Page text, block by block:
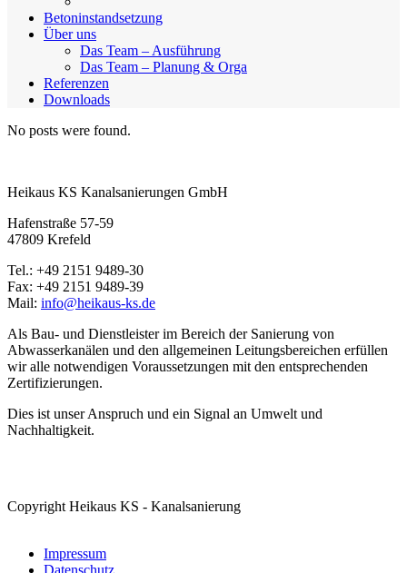
Betoninstandsetzung
Über uns
Das Team – Ausführung
Das Team – Planung & Orga
Referenzen
Downloads
No posts were found.
Heikaus KS Kanalsanierungen GmbH
Hafenstraße 57-59
47809 Krefeld
Tel.: +49 2151 9489-30
Fax: +49 2151 9489-39
Mail: info@heikaus-ks.de
Als Bau- und Dienstleister im Bereich der Sanierung von
Abwasserkanälen und den allgemeinen Leitungsbereichen erfüllen
wir alle notwendigen Voraussetzungen mit den entsprechenden
Zertifizierungen.
Dies ist unser Anspruch und ein Signal an Umwelt und
Nachhaltigkeit.
Copyright Heikaus KS - Kanalsanierung
Impressum
Datenschutz